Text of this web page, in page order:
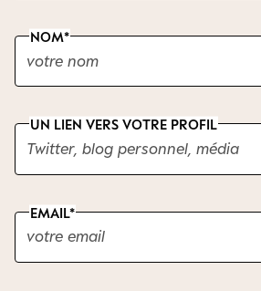
NOM
UN LIEN VERS VOTRE PROFIL
EMAIL